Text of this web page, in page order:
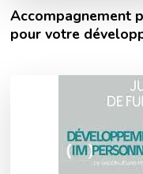
Accompagnement
pour votre